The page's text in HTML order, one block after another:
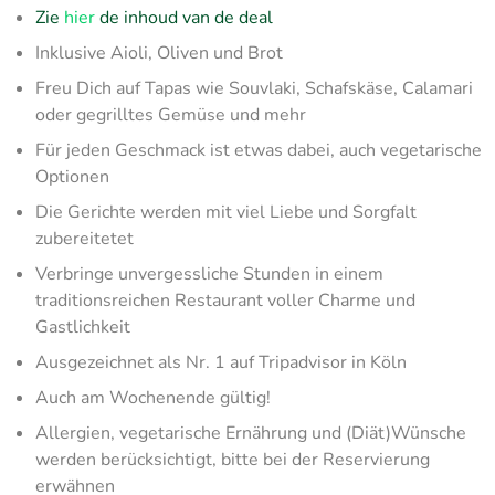
Zie hierde inhoud van de deal
Inklusive Aioli, Oliven und Brot
Freu Dich auf Tapas wie Souvlaki, Schafskäse, Calamari
oder gegrilltes Gemüse und mehr
Für jeden Geschmack ist etwas dabei, auch vegetarische
Optionen
Die Gerichte werden mit viel Liebe und Sorgfalt
zubereitetet
Verbringe unvergessliche Stunden in einem
traditionsreichen Restaurant voller Charme und
Gastlichkeit
Ausgezeichnet als Nr. 1 auf Tripadvisor in Köln
Auch am Wochenende gültig!
Allergien, vegetarische Ernährung und (Diät)Wünsche
werden berücksichtigt, bitte bei der Reservierung
erwähnen